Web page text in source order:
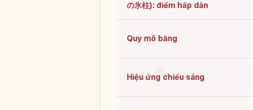
の氷柱): điểm hấp dẫn
Quy mô băng
Hiệu ứng chiếu sáng